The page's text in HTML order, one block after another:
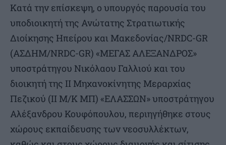
Κατά την επίσκεψη, ο υπουργός παρoυσία του
υποδιοικητή της Ανώτατης Στρατιωτικής
Διοίκησης Ηπείρου και Μακεδονίας/NRDC-GR
(ΑΣΔΗΜ/NRDC-GR) «ΜΕΓΑΣ ΑΛΕΞΑΝΔΡΟΣ»
υποστράτηγου Νικόλαου Γαλλιού και του
διοικητή της ΙΙ Μηχανοκίνητης Μεραρχίας
Πεζικού (ΙΙ Μ/Κ ΜΠ) «ΕΛΑΣΣΩΝ» υποστράτηγου
Αλέξανδρου Κουφόπουλου, περιηγήθηκε στους
χώρους εκπαίδευσης των νεοσυλλέκτων,